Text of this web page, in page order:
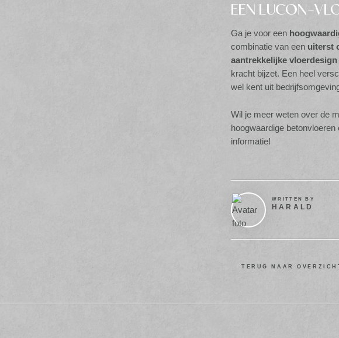
EEN LUCON-
Ga je voor een
combinatie van een uiterst
aantrekkelijke vloerdesign
kracht bijzet. Een heel
wel kent uit
Wil je meer weten over de
hoogwaardige
informatie!
WRITTEN BY
HARALD
TERUG NAAR